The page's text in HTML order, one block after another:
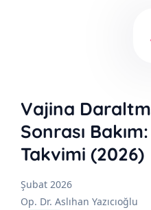
Vajina
Sonrası
Takvimi (2026)
Şubat 2026
Op. Dr. Aslıhan Yazıcıoğlu